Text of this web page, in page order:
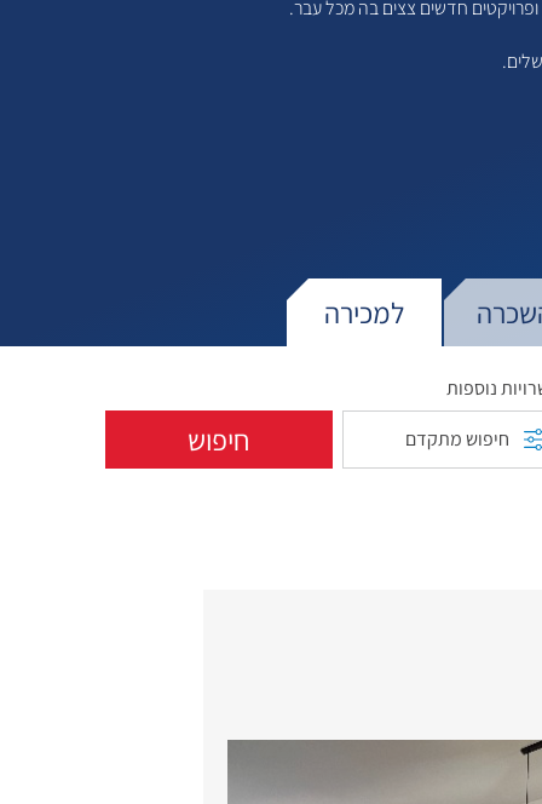
חדשים צצים בה מכל עבר.
למכירה
נוספות
חיפוש מתקדם
חיפוש